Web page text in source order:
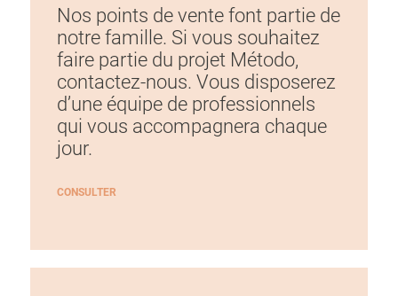
Nos points de vente font partie de
notre famille. Si vous souhaitez
faire partie du projet Método,
contactez-nous. Vous disposerez
d’une équipe de professionnels
qui vous accompagnera chaque
jour.
CONSULTER